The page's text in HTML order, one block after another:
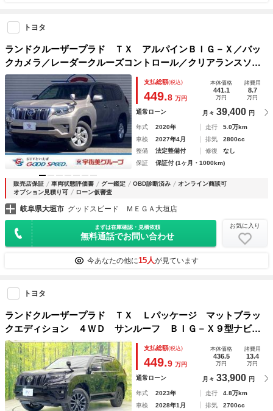
トヨタ
ランドクルーザープラド ＴＸ アルパインＢＩＧ－Ｘ／バッ
クカメラ／レーダークルーズコントロール／クリアランスソナ
ー／レーンキープ／スマートキー／ビルトインＥＴＣ／ドライ
ブレコーダー／ＬＥＤヘッド／オートハイビーム／フロントフ
ォグ
支払総額(税込)
449.8 万円
本体価格
441.1
万円
諸費用
8.7
万円
通常ローン 月々 39,400 円
年式 2020年 走行
5.0万km
車検
2027年4月 排気
2800cc
整備
法定整備付 修復
なし
保証
保証付 (1ヶ月・1000km)
販売店保証 車両状態評価書 グー鑑定 OBD診断済み
オンライン商談可
オプション見積り可
ローン仮審査
岐阜県大垣市 グッドスピード ＭＥＧＡ大垣店
まずは在庫確認・見積依頼
無料通話でお問い合わせ
お気に入り
今あなたの他に15人が見ています
トヨタ
ランドクルーザープラド ＴＸ Ｌパッケージ マットブラッ
クエディション ４ＷＤ サンルーフ ＢＩＧ－Ｘ９型ナビ
バックカメラ 衝突被害軽減システム レーダークルーズ 禁
煙車 レザーシート 前席シートエアコン ドラレコ コーナ
ーセンサー ＬＥＤヘッド ビルトインＥＴＣ
支払総額(税込)
449.9 万円
本体価格
436.5
万円
諸費用
13.4
万円
通常ローン 月々 33,900 円
年式 2023年 走行
4.8万km
車検
2028年1月 排気
2700cc